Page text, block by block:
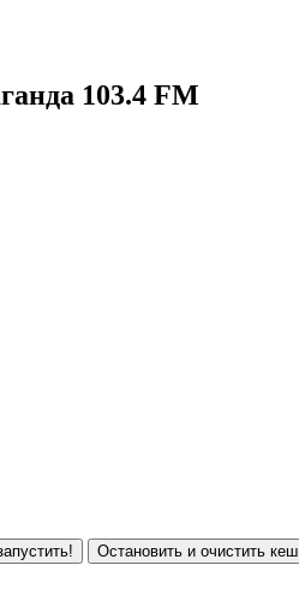
103.4 FM
Остановить и очистить кеш.